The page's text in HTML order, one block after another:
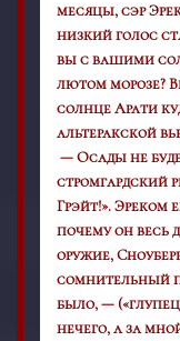
месяцы, сэр
низкий голос
вы с вашими
лютом морозе?
солнце Арати
альтеракской
— Осады не
стромгардский
Грэйт!». Эреком
почему он весь
оружие,
сомнительный
было, —
нечего, а за